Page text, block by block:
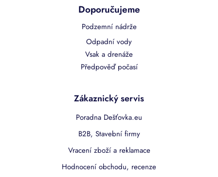
Doporučujeme
Podzemní nádrže
Odpadní vody
Vsak a drenáže
Předpověď počasí
Zákaznický servis
Poradna Dešťovka.eu
B2B, Stavební firmy
Vracení zboží a reklamace
Hodnocení obchodu, recenze